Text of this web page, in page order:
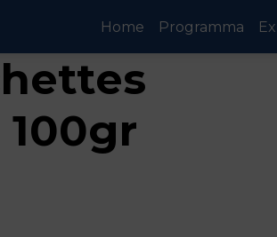
Home Programma